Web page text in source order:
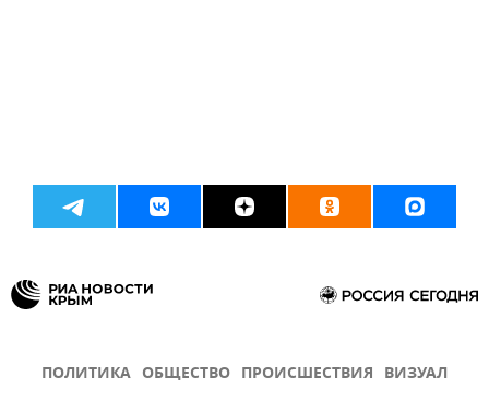
ПОЛИТИКА ОБЩЕСТВО ПРОИСШЕСТВИЯ ВИЗУАЛ